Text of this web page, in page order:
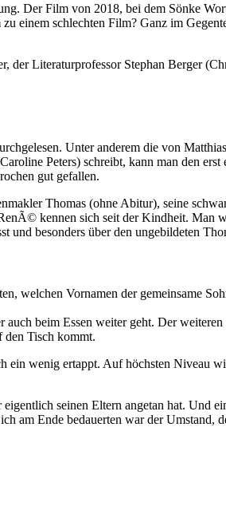
Der Film von 2018, bei dem Sönke
einem schlechten Film? Ganz im
Literaturprofessor Stephan Berger
Unter anderem die von
Peters) schreibt, kann man den
gut gefallen.
Thomas (ohne Abitur), seine
kennen sich seit der Kindheit. Man
besonders über den ungebildeten
welchen Vornamen der gemeinsame
beim Essen weiter geht. Der
den Tisch kommt.
wenig ertappt. Auf höchsten Niveau
seinen Eltern angetan hat. Und
am Ende bedauerten war der